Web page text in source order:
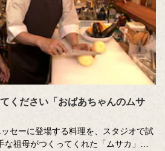
ください「おばあちゃんのムサ
セーに登場する料理を、スタジオで試
祖母がつくってくれた「ムサカ」。